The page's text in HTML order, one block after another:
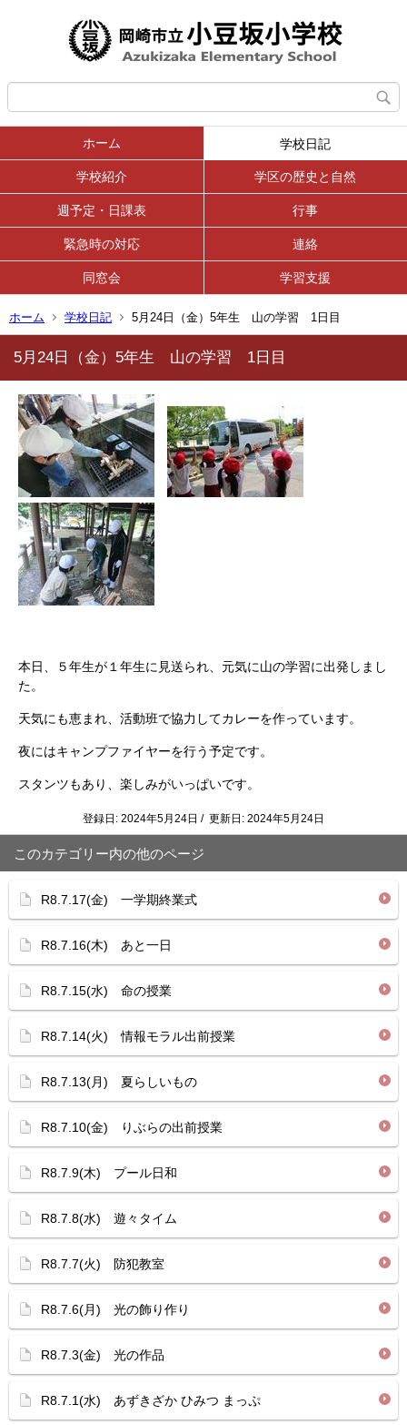
ホーム 学校日記
学校紹介 学区の歴史と自然
週予定・日課表 行事
緊急時の対応 連絡
同窓会 学習支援
ホーム 学校日記 5月24日（金）5年生 山の学習 1日目
5月24日（金）5年生 山の学習 1日目
本日、５年生が１年生に見送られ、元気に山の学習に出発しまし
た。
天気にも恵まれ、活動班で協力してカレーを作っています。
夜にはキャンプファイヤーを行う予定です。
スタンツもあり、楽しみがいっぱいです。
登録日: 2024年5月24日 / 更新日: 2024年5月24日
このカテゴリー内の他のページ
R8.7.17(金) 一学期終業式
R8.7.16(木) あと一日
R8.7.15(水) 命の授業
R8.7.14(火) 情報モラル出前授業
R8.7.13(月) 夏らしいもの
R8.7.10(金) りぶらの出前授業
R8.7.9(木) プール日和
R8.7.8(水) 遊々タイム
R8.7.7(火) 防犯教室
R8.7.6(月) 光の飾り作り
R8.7.3(金) 光の作品
R8.7.1(水) あずきざか ひみつ まっぷ